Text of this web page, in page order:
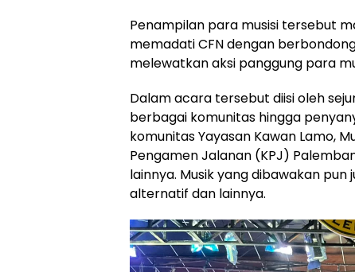
Penampilan para musisi tersebut
memadati CFN dengan
melewatkan aksi panggung para
Dalam acara tersebut diisi oleh
berbagai komunitas hingga
komunitas Yayasan Kawan Lamo,
Pengamen Jalanan (KPJ)
lainnya. Musik yang dibawakan
alternatif dan lainnya.